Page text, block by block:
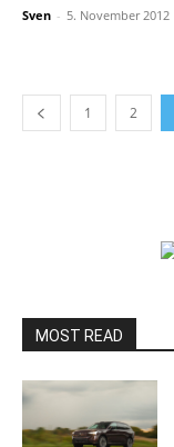
Sven - 5. November 2012
1 2
MOST READ